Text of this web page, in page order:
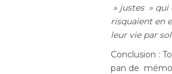
» justes » qui
risquaient en
leur vie par
Conclusion :
pan de